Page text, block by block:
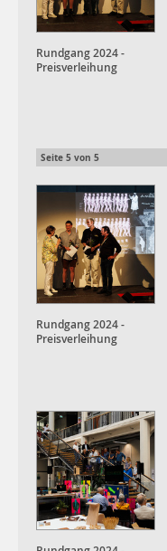
Rundgang 2024 -
Preisverleihung
Seite 5 von 5
Rundgang 2024 -
Preisverleihung